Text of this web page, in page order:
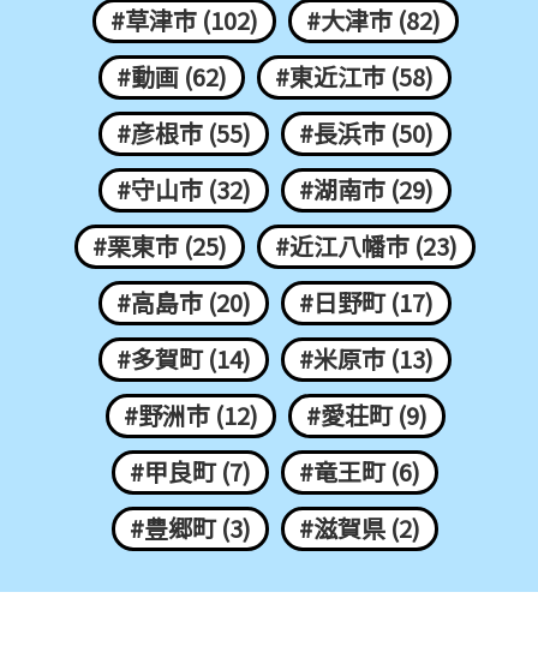
#草津市 (102)
#大津市 (82)
#動画 (62)
#東近江市 (58)
#彦根市 (55)
#長浜市 (50)
#守山市 (32)
#湖南市 (29)
#栗東市 (25)
#近江八幡市 (23)
#高島市 (20)
#日野町 (17)
#多賀町 (14)
#米原市 (13)
#野洲市 (12)
#愛荘町 (9)
#甲良町 (7)
#竜王町 (6)
#豊郷町 (3)
#滋賀県 (2)